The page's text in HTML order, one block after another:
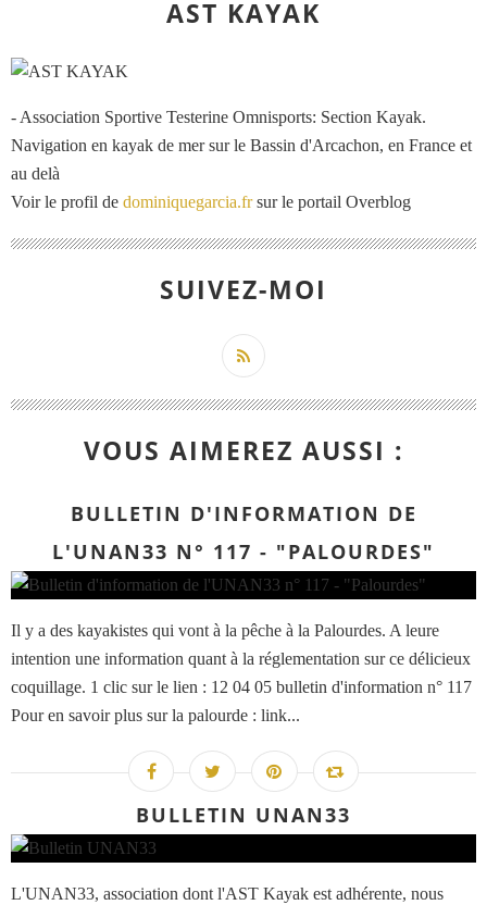
AST KAYAK
- Association Sportive Testerine Omnisports: Section Kayak.
Navigation en kayak de mer sur le Bassin d'Arcachon, en France et
au delà
Voir le profil de dominiquegarcia.frsur le portail Overblog
SUIVEZ-MOI
VOUS AIMEREZ AUSSI :
BULLETIN D'INFORMATION DE
L'UNAN33 N° 117 - "PALOURDES"
Il y a des kayakistes qui vont à la pêche à la Palourdes. A leure
intention une information quant à la réglementation sur ce délicieux
coquillage. 1 clic sur le lien : 12 04 05 bulletin d'information n° 117
Pour en savoir plus sur la palourde : link...
BULLETIN UNAN33
L'UNAN33, association dont l'AST Kayak est adhérente, nous